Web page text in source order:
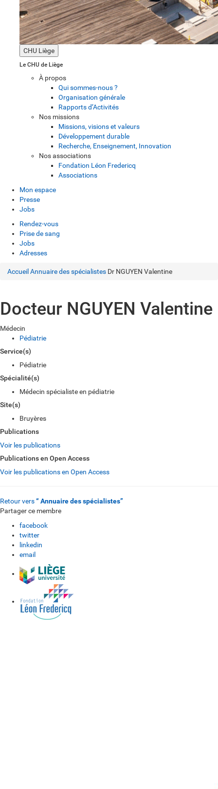
CHU Liège
Le CHU de Liège
À propos
Qui sommes-nous ?
Organisation générale
Rapports d’Activités
Nos missions
Missions, visions et valeurs
Développement durable
Recherche, Enseignement, Innovation
Nos associations
Fondation Léon Fredericq
Associations
Mon espace
Presse
Jobs
Rendez-vous
Prise de sang
Jobs
Adresses
Accueil Annuaire des spécialistes Dr NGUYEN Valentine
Docteur NGUYEN Valentine
Médecin
Pédiatrie
Service(s)
Pédiatrie
Spécialité(s)
Médecin spécialiste en pédiatrie
Site(s)
Bruyères
Publications
Voir les publications
Publications en Open Access
Voir les publications en Open Access
Retour vers“ Annuaire des spécialistes”
Partager ce membre
facebook
twitter
linkedin
email